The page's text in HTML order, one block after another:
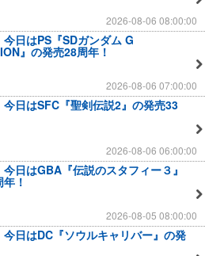
2026-08-06 08:00:00
今日はPS『SDガンダム G
』の発売28周年！
2026-08-06 07:00:00
今日はSFC『聖剣伝説2』の発売33
2026-08-06 06:00:00
今日はGBA『伝説のスタフィー３』
！
2026-08-05 08:00:00
今日はDC『ソウルキャリバー』の発